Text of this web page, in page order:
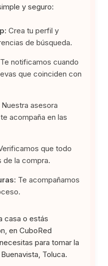
y seguro:
Crea tu perfil y
de búsqueda.
Te notificamos cuando
que coinciden con
Nuestra asesora
acompaña en las
que todo
de la compra.
Te acompañamos
casa o estás
en CuboRed
para tomar la
Toluca.